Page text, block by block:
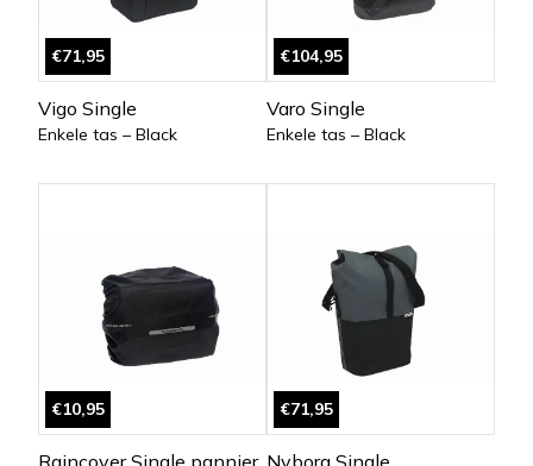
€71,95
Vigo Single
Enkele tas – Black
€104,95
Varo Single
Enkele tas – Black
€10,95
Raincover Single pannier
€71,95
Nyborg Single